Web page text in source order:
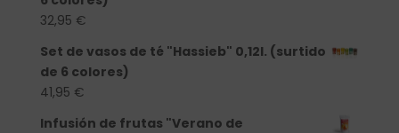
32,95 €
Set de vasos de té "Hassieb" 0,12l. (surtido
de 6 colores)
41,95 €
Infusión de frutas "Verano de